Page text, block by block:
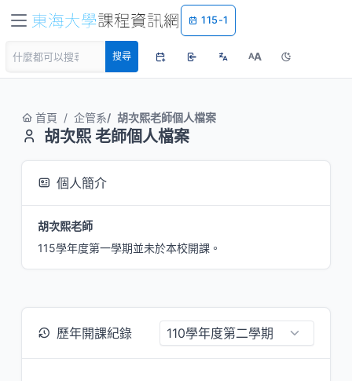
115-1
搜尋 AA
首頁 企管系 胡次熙老師個人檔案
胡次熙 老師個人檔案
個人簡介
胡次熙老師
115學年度第一學期並未於本校開課。
歷年開課紀錄